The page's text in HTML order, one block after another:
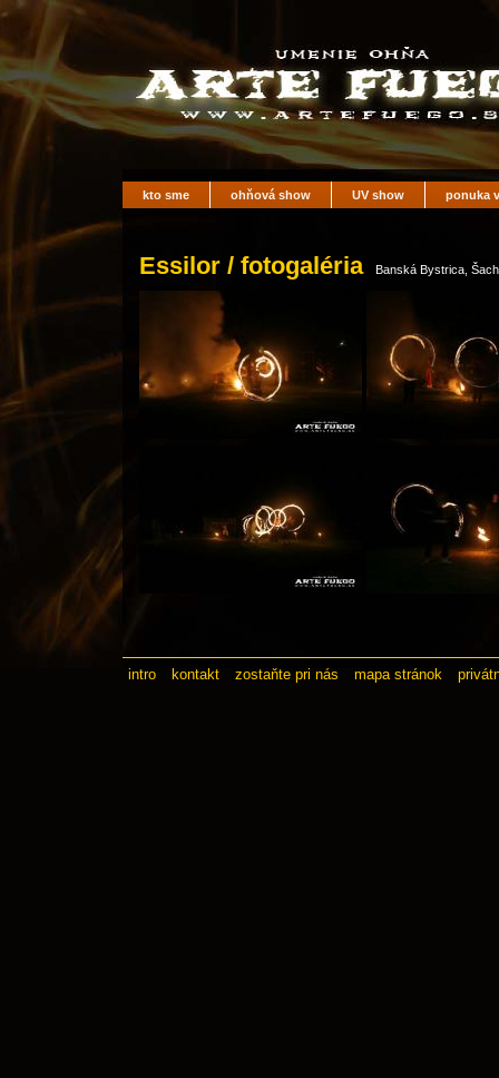
kto sme ohňová show UV show ponuka
Essilor / fotogaléria Banská Bystrica,
intro kontakt zostaňte pri nás mapa stránok